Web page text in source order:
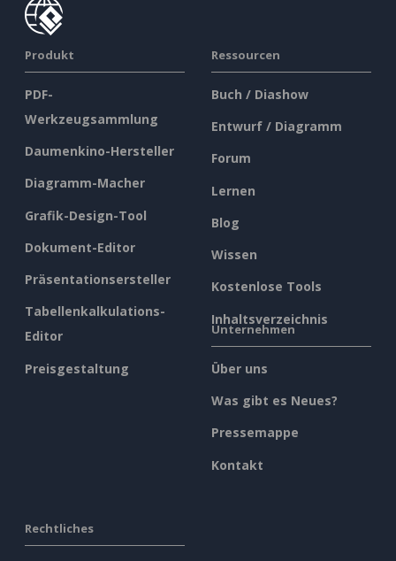
Produkt
PDF-
Werkzeugsammlung
Daumenkino-Hersteller
Diagramm-Macher
Grafik-Design-Tool
Dokument-Editor
Präsentationsersteller
Tabellenkalkulations-
Editor
Preisgestaltung
Ressourcen
Buch / Diashow
Entwurf / Diagramm
Forum
Lernen
Blog
Wissen
Kostenlose Tools
Inhaltsverzeichnis
Unternehmen
Über uns
Was gibt es Neues?
Pressemappe
Kontakt
Rechtliches